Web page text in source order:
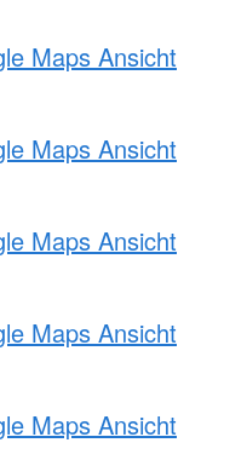
Maps Ansicht
Maps Ansicht
Maps Ansicht
Maps Ansicht
Maps Ansicht